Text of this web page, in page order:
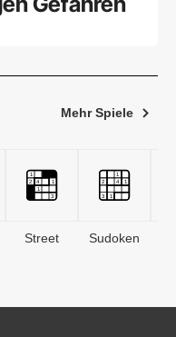
Mehr Spiele
Street Sudoken